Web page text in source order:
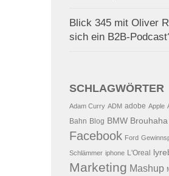
Blick 345 mit Oliver
sich ein B2B-
SCHLAGWÖRTER
Adam Curry ADM adobe Apple
Bahn Blog BMW Brouhaha
Facebook Ford
Schlämmer iphone L'Oreal
Marketing Mashup